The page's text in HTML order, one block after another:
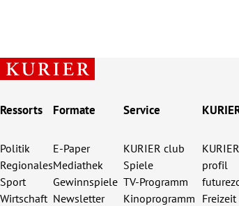
Ressorts
Politik
Regionales
Sport
Wirtschaft
Formate
E-Paper
Mediathek
Gewinnspiele
Newsletter
Service
KURIER club
Spiele
TV-Programm
Kinoprogramm
profil
Freizeit